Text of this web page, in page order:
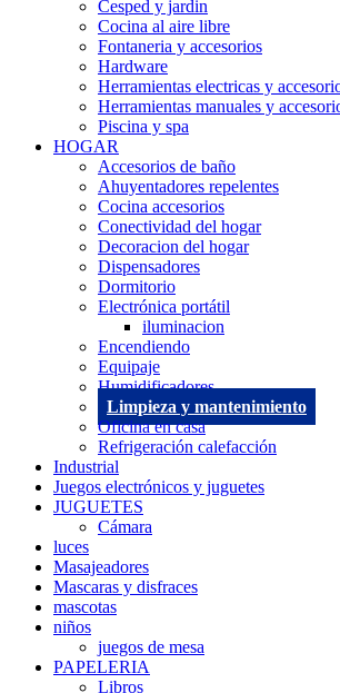
Cesped y jardin
Cocina al aire libre
Fontaneria y accesorios
Hardware
Herramientas electricas y
Herramientas manuales y
Piscina y spa
HOGAR
Accesorios de baño
Ahuyentadores repelentes
Cocina accesorios
Conectividad del hogar
Decoracion del hogar
Dispensadores
Dormitorio
Electrónica portátil
iluminacion
Encendiendo
Equipaje
Humidificadores
Limpieza y mantenimiento
Oficina en casa
Refrigeración calefacción
Industrial
Juegos electrónicos y juguetes
JUGUETES
Cámara
luces
Masajeadores
Mascaras y disfraces
mascotas
niños
juegos de mesa
PAPELERIA
Libros